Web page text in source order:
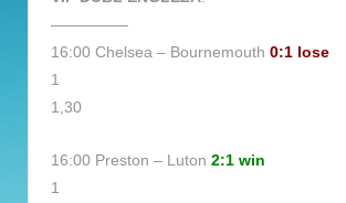
—————
16:00 Chelsea – Bournemouth 0:1 lose
1
1,30
16:00 Preston – Luton 2:1 win
1